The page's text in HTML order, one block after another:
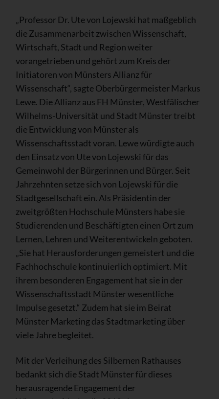
„Professor Dr. Ute von Lojewski hat maßgeblich
die Zusammenarbeit zwischen Wissenschaft,
Wirtschaft, Stadt und Region weiter
vorangetrieben und gehört zum Kreis der
Initiatoren von Münsters Allianz für
Wissenschaft“, sagte Oberbürgermeister Markus
Lewe. Die Allianz aus FH Münster, Westfälischer
Wilhelms-Universität und Stadt Münster treibt
die Entwicklung von Münster als
Wissenschaftsstadt voran. Lewe würdigte auch
den Einsatz von Ute von Lojewski für das
Gemeinwohl der Bürgerinnen und Bürger. Seit
Jahrzehnten setze sich von Lojewski für die
Stadtgesellschaft ein. Als Präsidentin der
zweitgrößten Hochschule Münsters habe sie
Studierenden und Beschäftigten einen Ort zum
Lernen, Lehren und Weiterentwickeln geboten.
„Sie hat Herausforderungen gemeistert und die
Fachhochschule kontinuierlich optimiert. Mit
ihrem besonderen Engagement hat sie in der
Wissenschaftsstadt Münster wesentliche
Impulse gesetzt.“ Zudem hat sie im Beirat
Münster Marketing das Stadtmarketing über
viele Jahre begleitet.
Mit der Verleihung des Silbernen Rathauses
bedankt sich die Stadt Münster für dieses
herausragende Engagement der